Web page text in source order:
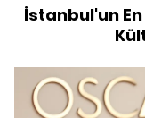
İstanbul'un